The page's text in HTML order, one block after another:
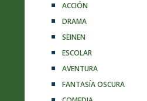
ACCIÓN
DRAMA
SEINEN
ESCOLAR
AVENTURA
FANTASÍA OSCURA